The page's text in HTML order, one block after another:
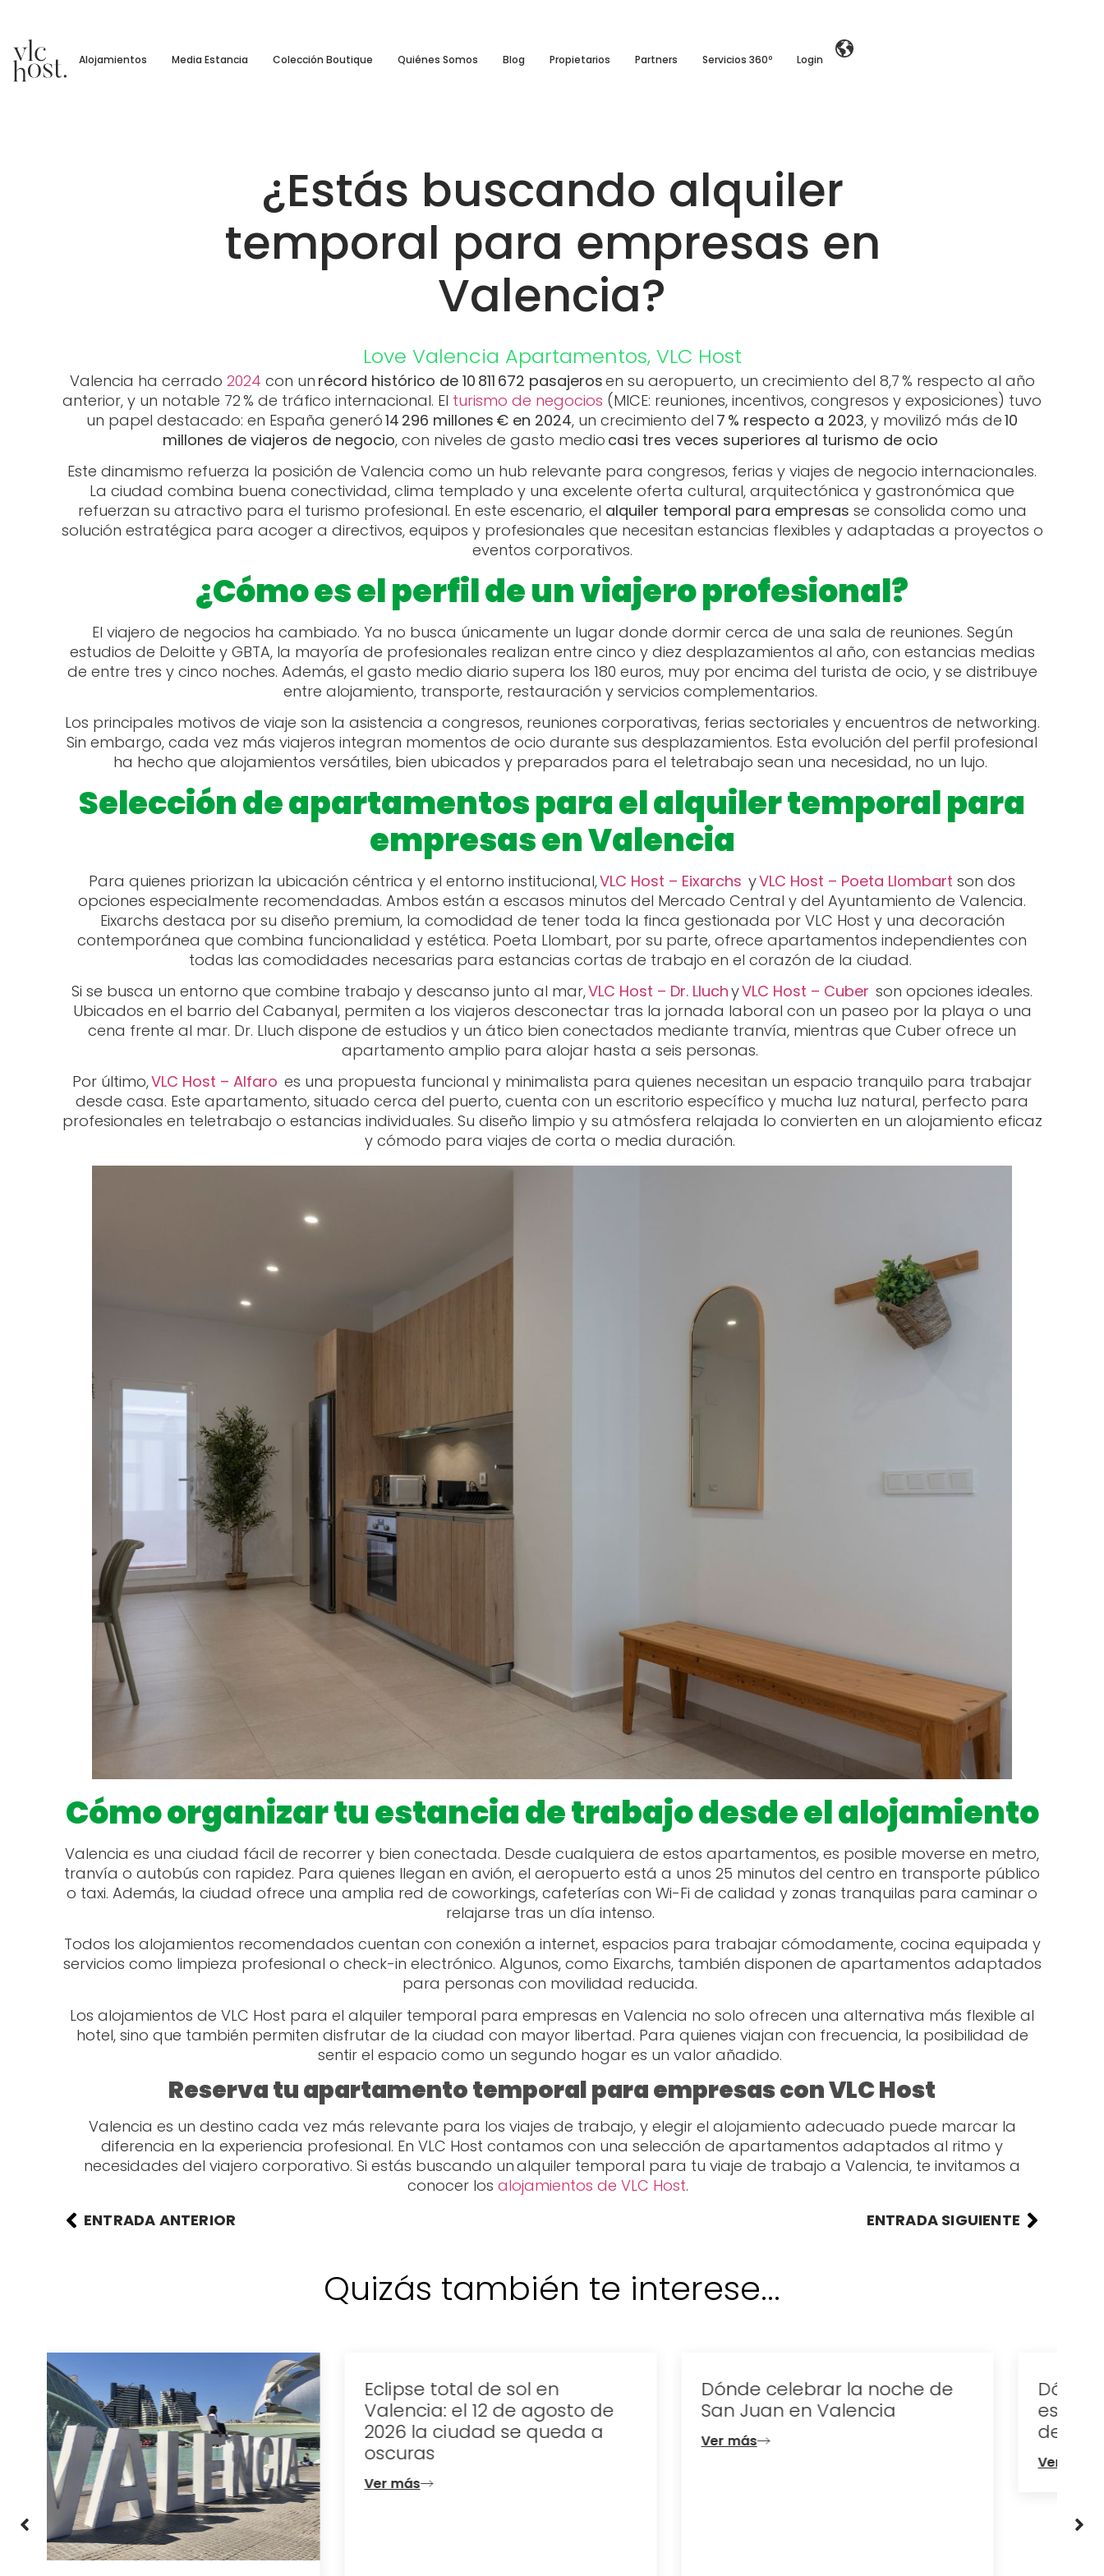
Alojamientos Media Estancia Colección Boutique Quiénes Somos Blog Propietarios Partners Servicios 360º Login
¿Estás buscando alquiler
temporal para empresas en
Valencia?
Love Valencia Apartamentos, VLC Host
Valencia ha cerrado 2024 con un récord histórico de 10 811 672 pasajerosen su aeropuerto, un crecimiento del 8,7 % respecto al año
anterior, y un notable 72 % de tráfico internacional. El turismo de negocios (MICE: reuniones, incentivos, congresos y exposiciones) tuvo
un papel destacado: en España generó14 296 millones € en 2024, un crecimiento del 7 % respecto a 2023, y movilizó más de10
millones de viajeros de negocio, con niveles de gasto medio casi tres veces superiores al turismo de ocio
Este dinamismo refuerza la posición de Valencia como un hub relevante para congresos, ferias y viajes de negocio internacionales.
La ciudad combina buena conectividad, clima templado y una excelente oferta cultural, arquitectónica y gastronómica que
refuerzan su atractivo para el turismo profesional. En este escenario, el alquiler temporal para empresas se consolida como una
solución estratégica para acoger a directivos, equipos y profesionales que necesitan estancias flexibles y adaptadas a proyectos o
eventos corporativos.
¿Cómo es el perfil de un viajero profesional?
El viajero de negocios ha cambiado. Ya no busca únicamente un lugar donde dormir cerca de una sala de reuniones. Según
estudios de Deloitte y GBTA, la mayoría de profesionales realizan entre cinco y diez desplazamientos al año, con estancias medias
de entre tres y cinco noches. Además, el gasto medio diario supera los 180 euros, muy por encima del turista de ocio, y se distribuye
entre alojamiento, transporte, restauración y servicios complementarios.
Los principales motivos de viaje son la asistencia a congresos, reuniones corporativas, ferias sectoriales y encuentros de networking.
Sin embargo, cada vez más viajeros integran momentos de ocio durante sus desplazamientos. Esta evolución del perfil profesional
ha hecho que alojamientos versátiles, bien ubicados y preparados para el teletrabajo sean una necesidad, no un lujo.
Selección de apartamentos para el alquiler temporal para
empresas en Valencia
Para quienes priorizan la ubicación céntrica y el entorno institucional,VLC Host – Eixarchs yVLC Host – Poeta Llombart son dos
opciones especialmente recomendadas. Ambos están a escasos minutos del Mercado Central y del Ayuntamiento de Valencia.
Eixarchs destaca por su diseño premium, la comodidad de tener toda la finca gestionada por VLC Host y una decoración
contemporánea que combina funcionalidad y estética. Poeta Llombart, por su parte, ofrece apartamentos independientes con
todas las comodidades necesarias para estancias cortas de trabajo en el corazón de la ciudad.
Si se busca un entorno que combine trabajo y descanso junto al mar,VLC Host – Dr. LluchyVLC Host – Cuber son opciones ideales.
Ubicados en el barrio del Cabanyal, permiten a los viajeros desconectar tras la jornada laboral con un paseo por la playa o una
cena frente al mar. Dr. Lluch dispone de estudios y un ático bien conectados mediante tranvía, mientras que Cuber ofrece un
apartamento amplio para alojar hasta a seis personas.
Por último,VLC Host – Alfaro es una propuesta funcional y minimalista para quienes necesitan un espacio tranquilo para trabajar
desde casa. Este apartamento, situado cerca del puerto, cuenta con un escritorio específico y mucha luz natural, perfecto para
profesionales en teletrabajo o estancias individuales. Su diseño limpio y su atmósfera relajada lo convierten en un alojamiento eficaz
y cómodo para viajes de corta o media duración.
Cómo organizar tu estancia de trabajo desde el alojamiento
Valencia es una ciudad fácil de recorrer y bien conectada. Desde cualquiera de estos apartamentos, es posible moverse en metro,
tranvía o autobús con rapidez. Para quienes llegan en avión, el aeropuerto está a unos 25 minutos del centro en transporte público
o taxi. Además, la ciudad ofrece una amplia red de coworkings, cafeterías con Wi-Fi de calidad y zonas tranquilas para caminar o
relajarse tras un día intenso.
Todos los alojamientos recomendados cuentan con conexión a internet, espacios para trabajar cómodamente, cocina equipada y
servicios como limpieza profesional o check-in electrónico. Algunos, como Eixarchs, también disponen de apartamentos adaptados
para personas con movilidad reducida.
Los alojamientos de VLC Host para el alquiler temporal para empresas en Valencia no solo ofrecen una alternativa más flexible al
hotel, sino que también permiten disfrutar de la ciudad con mayor libertad. Para quienes viajan con frecuencia, la posibilidad de
sentir el espacio como un segundo hogar es un valor añadido.
Reserva tu apartamento temporal para empresas con VLC Host
Valencia es un destino cada vez más relevante para los viajes de trabajo, y elegir el alojamiento adecuado puede marcar la
diferencia en la experiencia profesional. En VLC Host contamos con una selección de apartamentos adaptados al ritmo y
necesidades del viajero corporativo. Si estás buscando un alquiler temporal para tu viaje de trabajo a Valencia, te invitamos a
conocer los alojamientos de VLC Host.
ENTRADA ANTERIOR
ENTRADA SIGUIENTE
Quizás también te interese...
Eclipse total de sol en
Valencia: el 12 de agosto de
2026 la ciudad se queda a
oscuras
Ver más
Dónde celebrar la noche de
San Juan en Valencia
Ver más
Dónde alojarse en Valencia
este verano: la mejor forma
de disfrutar la ciudad